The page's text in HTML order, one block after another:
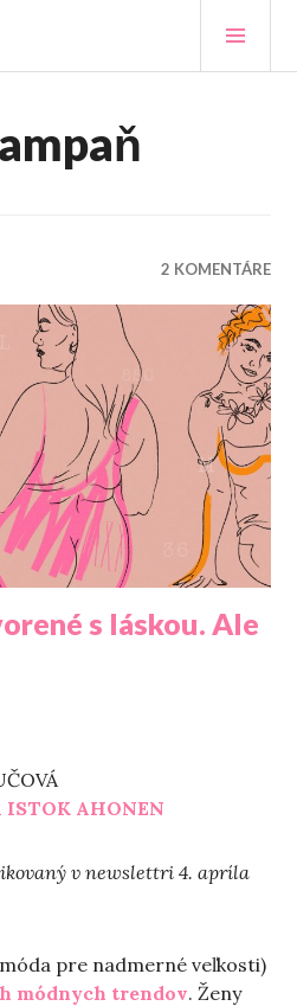
2 KOMENTÁRE
s láskou. Ale
AHONEN
v newslettri 4. apríla
pre nadmerné veľkosti)
módnych trendov. Ženy